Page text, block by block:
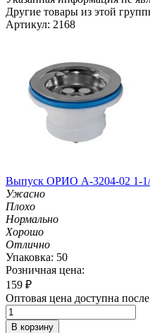
Другие товары из этой
Артикул: 2168
Выпуск ОРИО А-3204-02 1-
Ужасно
Плохо
Нормально
Хорошо
Отлично
Упаковка: 50
Розничная цена:
159 ₽
Оптовая цена доступна
В корзину